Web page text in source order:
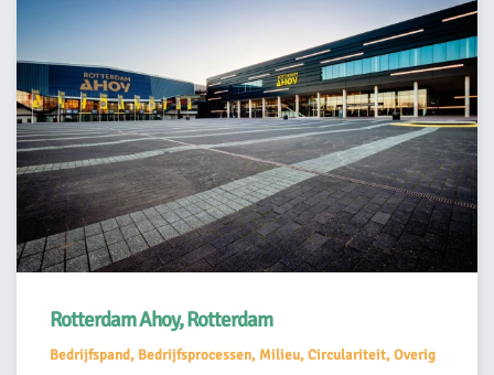
Rotterdam Ahoy, Rotterdam
Bedrijfspand, Bedrijfsprocessen, Milieu, Circulariteit, Overig